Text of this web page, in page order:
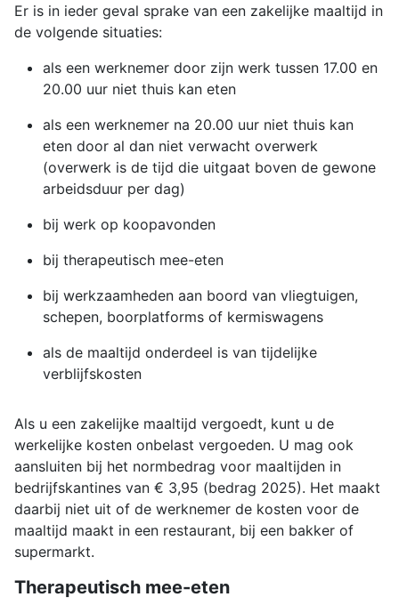
Er is in ieder geval sprake van een zakelijke maaltijd in
de volgende situaties:
als een werknemer door zijn werk tussen 17.00 en
20.00 uur niet thuis kan eten
als een werknemer na 20.00 uur niet thuis kan
eten door al dan niet verwacht overwerk
(overwerk is de tijd die uitgaat boven de gewone
arbeidsduur per dag)
bij werk op koopavonden
bij therapeutisch mee-eten
bij werkzaamheden aan boord van vliegtuigen,
schepen, boorplatforms of kermiswagens
als de maaltijd onderdeel is van tijdelijke
verblijfskosten
Als u een zakelijke maaltijd vergoedt, kunt u de
werkelijke kosten onbelast vergoeden. U mag ook
aansluiten bij het normbedrag voor maaltijden in
bedrijfskantines van € 3,95 (bedrag 2025). Het maakt
daarbij niet uit of de werknemer de kosten voor de
maaltijd maakt in een restaurant, bij een bakker of
supermarkt.
Therapeutisch mee-eten